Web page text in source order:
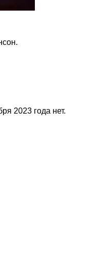
2023 года нет.